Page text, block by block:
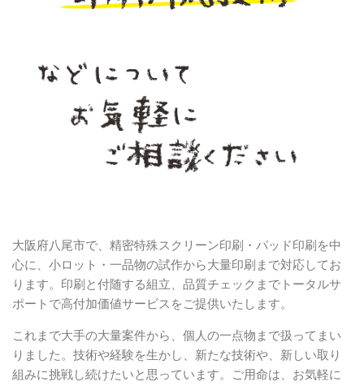
大阪府八尾市で、精密特殊スクリーン印刷・パッド印刷を中
心に、小ロット・一品物の試作から大量印刷まで対応してお
ります。印刷と付随する組立、品質チェックまでトータルサ
ポートで高付加価値サービスをご提供いたします。
これまで大手の大量案件から、個人の一点物まで扱ってまい
りました。技術や経験を生かし、新たな技術や、新しい取り
組みに挑戦し続けたいと思っています。ご用命は、お気軽に